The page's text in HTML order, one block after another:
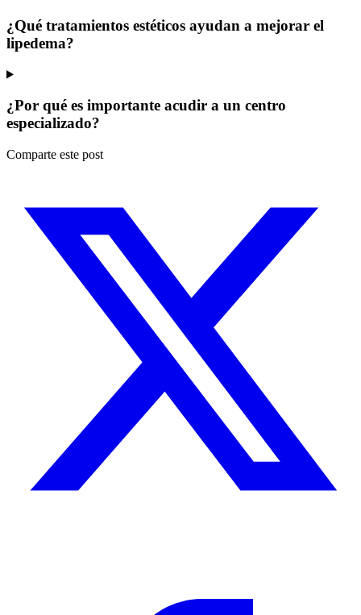
¿Qué tratamientos estéticos ayudan a mejorar el
lipedema?
¿Por qué es importante acudir a un centro
especializado?
Comparte este post